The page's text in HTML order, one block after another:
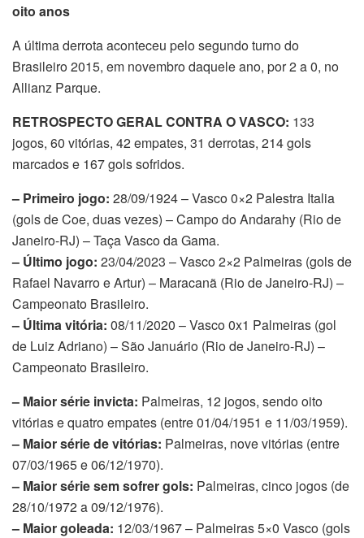
oito anos
A última derrota aconteceu pelo segundo turno do
Brasileiro 2015, em novembro daquele ano, por 2 a 0, no
Allianz Parque.
RETROSPECTO GERAL CONTRA O VASCO: 133
jogos, 60 vitórias, 42 empates, 31 derrotas, 214 gols
marcados e 167 gols sofridos.
– Primeiro jogo: 28/09/1924 – Vasco 0×2 Palestra Italia
(gols de Coe, duas vezes) – Campo do Andarahy (Rio de
Janeiro-RJ) – Taça Vasco da Gama.
– Último jogo: 23/04/2023 – Vasco 2×2 Palmeiras (gols de
Rafael Navarro e Artur) – Maracanã (Rio de Janeiro-RJ) –
Campeonato Brasileiro.
– Última vitória: 08/11/2020 – Vasco 0x1 Palmeiras (gol
de Luiz Adriano) – São Januário (Rio de Janeiro-RJ) –
Campeonato Brasileiro.
– Maior série invicta: Palmeiras, 12 jogos, sendo oito
vitórias e quatro empates (entre 01/04/1951 e 11/03/1959).
– Maior série de vitórias: Palmeiras, nove vitórias (entre
07/03/1965 e 06/12/1970).
– Maior série sem sofrer gols: Palmeiras, cinco jogos (de
28/10/1972 a 09/12/1976).
– Maior goleada: 12/03/1967 – Palmeiras 5×0 Vasco (gols